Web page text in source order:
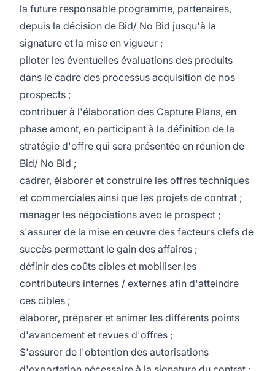
la future responsable programme, partenaires,
depuis la décision de Bid/ No Bid jusqu'à la
signature et la mise en vigueur ;
piloter les éventuelles évaluations des produits
dans le cadre des processus acquisition de nos
prospects ;
contribuer à l'élaboration des Capture Plans, en
phase amont, en participant à la définition de la
stratégie d'offre qui sera présentée en réunion de
Bid/ No Bid ;
cadrer, élaborer et construire les offres techniques
et commerciales ainsi que les projets de contrat ;
manager les négociations avec le prospect ;
s'assurer de la mise en œuvre des facteurs clefs de
succès permettant le gain des affaires ;
définir des coûts cibles et mobiliser les
contributeurs internes / externes afin d'atteindre
ces cibles ;
élaborer, préparer et animer les différents points
d'avancement et revues d'offres ;
S'assurer de l'obtention des autorisations